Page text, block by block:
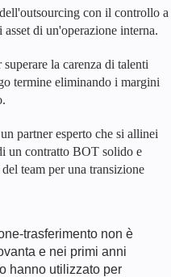
con il controllo a
di un'operazione interna.
la carenza di talenti
termine eliminando i margini
partner esperto che si allinei
un contratto BOT solido e
team per una transizione
trasferimento non è
e nei primi anni
hanno utilizzato per